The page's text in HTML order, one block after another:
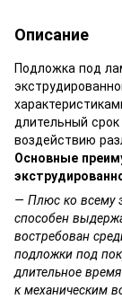
Описание
Подложка под
длительный
воздействию
Основные
― Плюс ко всему
способен
востребован
подложки под
длительное
к механическим